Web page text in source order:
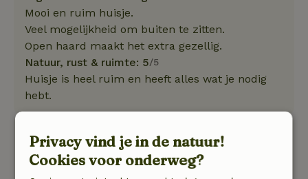
Mooi en ruim huisje.
Veel mogelijkheid om buiten te zitten.
Open haard maakt het extra gezellig.
Natuur, rust & ruimte: 5/5
Huisje is heel ruim en heeft alles wat je nodig
hebt.
Koen
9 februari 2026
Algemene beoordeling: 9
/10
Privacy vind je in de natuur!
Cookies voor onderweg?